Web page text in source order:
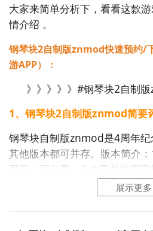
极简美学与硬核玩法吸引了大
6. 《OverRapid》
一款由中国团队开发的横版高
STG（射击游戏）与节奏玩法。
动与攻击操作，支持多人在线
大家来简单分析下，看看这款
情介绍 。
钢琴块2自制版znmod快速预约/
游APP）：
》》》》》#钢琴块2自制
1、钢琴块2自制版znmod简要
钢琴块自制版znmod是4周年
其他版本都可并存。版本简介
更新，可分享。2.由于某些原
本。3.包含正式版本的等级和
曲。(等级600+精选600，共计
展示更多